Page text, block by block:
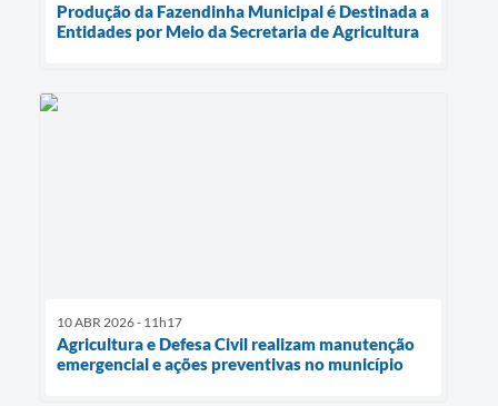
Produção da Fazendinha Municipal é Destinada a
Entidades por Meio da Secretaria de Agricultura
10 ABR 2026 - 11h17
Agricultura e Defesa Civil realizam manutenção
emergencial e ações preventivas no município